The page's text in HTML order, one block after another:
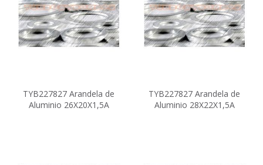
TYB227827 Arandela de
Aluminio 26X20X1,5A
TYB227827 Arandela de
Aluminio 28X22X1,5A